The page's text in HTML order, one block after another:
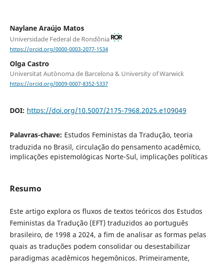
Naylane Araújo Matos
Universidade Federal de Rondônia
https://orcid.org/0000-0003-2077-1534
Olga Castro
Universitat Autònoma de Barcelona & University of Warwick
https://orcid.org/0009-0007-8352-5337
DOI: https://doi.org/10.5007/2175-7968.2025.e109049
Palavras-chave: Estudos Feministas da Tradução, teoria
traduzida no Brasil, circulação do pensamento acadêmico,
implicações epistemológicas Norte-Sul, implicações políticas
Resumo
Este artigo explora os fluxos de textos teóricos dos Estudos
Feministas da Tradução (EFT) traduzidos ao português
brasileiro, de 1998 a 2024, a fim de analisar as formas pelas
quais as traduções podem consolidar ou desestabilizar
paradigmas acadêmicos hegemônicos. Primeiramente,